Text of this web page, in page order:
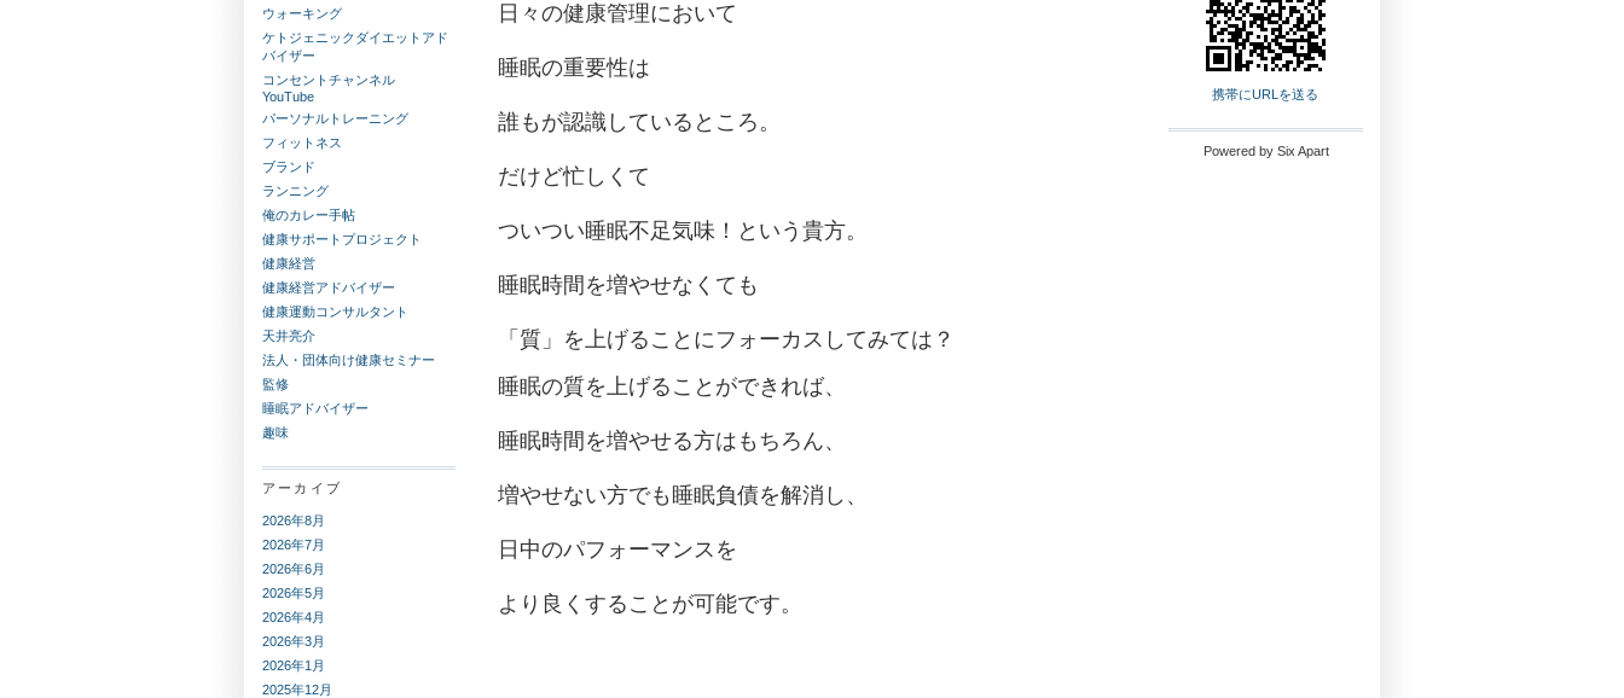
ウォーキング
ケトジェニックダイエットアド
バイザー
コンセントチャンネル
YouTube
パーソナルトレーニング
フィットネス
ブランド
ランニング
俺のカレー手帖
健康サポートプロジェクト
健康経営
健康経営アドバイザー
健康運動コンサルタント
天井亮介
法人・団体向け健康セミナー
監修
睡眠アドバイザー
趣味
アーカイブ
2026年8月
2026年7月
2026年6月
2026年5月
2026年4月
2026年3月
2026年1月
2025年12月
日々の健康管理において
睡眠の重要性は
誰もが認識しているところ。
だけど忙しくて
ついつい睡眠不足気味！という貴方。
睡眠時間を増やせなくても
「質」を上げることにフォーカスしてみては？
睡眠の質を上げることができれば、
睡眠時間を増やせる方はもちろん、
増やせない方でも睡眠負債を解消し、
日中のパフォーマンスを
より良くすることが可能です。
携帯にURLを送る
Powered by Six Apart